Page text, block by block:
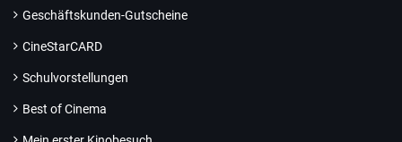
Geschäftskunden-Gutscheine
CineStarCARD
Schulvorstellungen
Best of Cinema